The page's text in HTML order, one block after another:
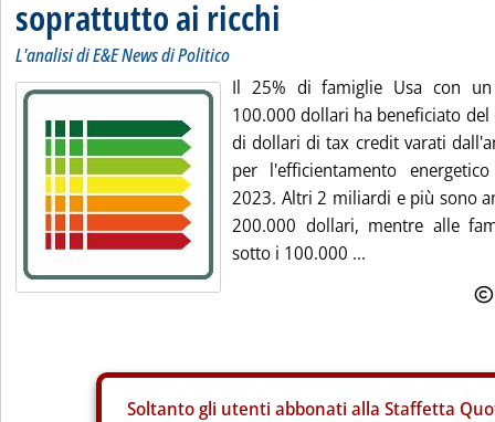
soprattutto ai ricchi
L'analisi di E&E News di Politico
Il 25% di famiglie Usa con
100.000 dollari ha beneficiato
di dollari di tax credit varati
per l'efficientamento
2023. Altri 2 miliardi e più sono
200.000 dollari, mentre alle
sotto i 100.000 ...
Soltanto gli utenti abbonati alla Staffetta